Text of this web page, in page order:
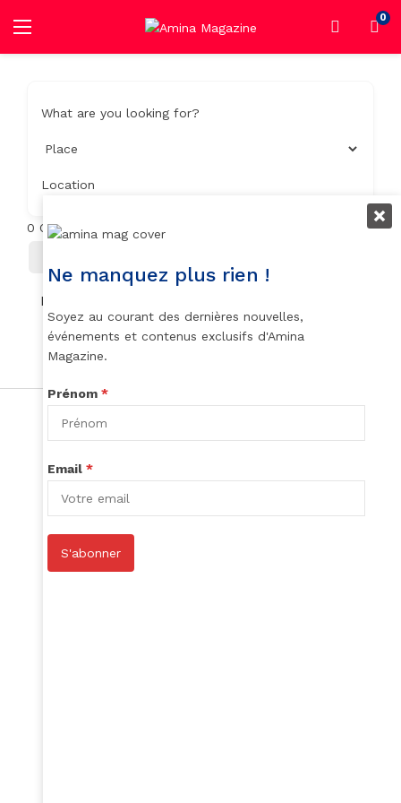
0
What are you looking for?
Location
0 Objets trouvés
No listings found.
Ne manquez plus rien !
Soyez au courant des dernières nouvelles,
événements et contenus exclusifs d'Amina
Magazine.
Prénom *
Email *
S'abonner